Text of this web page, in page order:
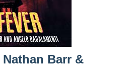
Barr &